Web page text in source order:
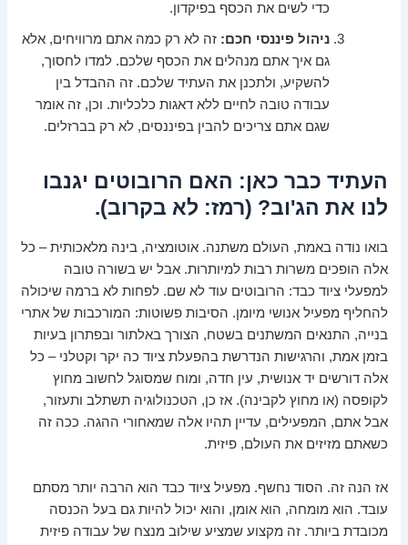
כדי לשים את הכסף בפיקדון.
ניהול פיננסי חכם: זה לא רק כמה אתם מרוויחים, אלא
גםאיך אתם מנהלים את הכסף שלכם. למדו לחסוך,
להשקיע, ולתכנן את העתיד שלכם. זה ההבדל בין
עבודה טובה לחיים ללא דאגות כלכליות. וכן, זה אומר
שגם אתם צריכים להבין בפיננסים, לא רק בברזלים.
העתיד כבר כאן: האם הרובוטים יגנבו
לנו את הג'וב? (רמז: לא בקרוב).
בואו נודה באמת, העולם משתנה. אוטומציה, בינה מלאכותית – כל
אלה הופכים משרות רבות למיותרות. אבל יש בשורה טובה
למפעלי ציוד כבד: הרובוטים עוד לא שם. לפחות לא ברמה שיכולה
להחליף מפעיל אנושי מיומן. הסיבות פשוטות: המורכבות של אתרי
בנייה, התנאים המשתנים בשטח, הצורך באלתור ובפתרון בעיות
בזמן אמת, והרגישות הנדרשת בהפעלת ציוד כה יקר וקטלני – כל
אלה דורשים יד אנושית, עין חדה, ומוח שמסוגל לחשוב מחוץ
לקופסה (או מחוץ לקבינה). אז כן, הטכנולוגיה תשתלב ותעזור,
אבל אתם, המפעילים, עדיין תהיו אלה שמאחורי ההגה. ככה זה
כשאתם מזיזים את העולם, פיזית.
אז הנה זה. הסוד נחשף. מפעיל ציוד כבד הוא הרבה יותר מסתם
עובד. הוא מומחה, הוא אומן, והוא יכול להיות גם בעל הכנסה
מכובדת ביותר. זה מקצוע שמציע שילוב מנצח של עבודה פיזית